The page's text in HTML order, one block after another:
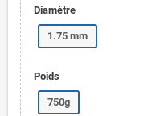
Diamètre
1.75 mm
Poids
750g